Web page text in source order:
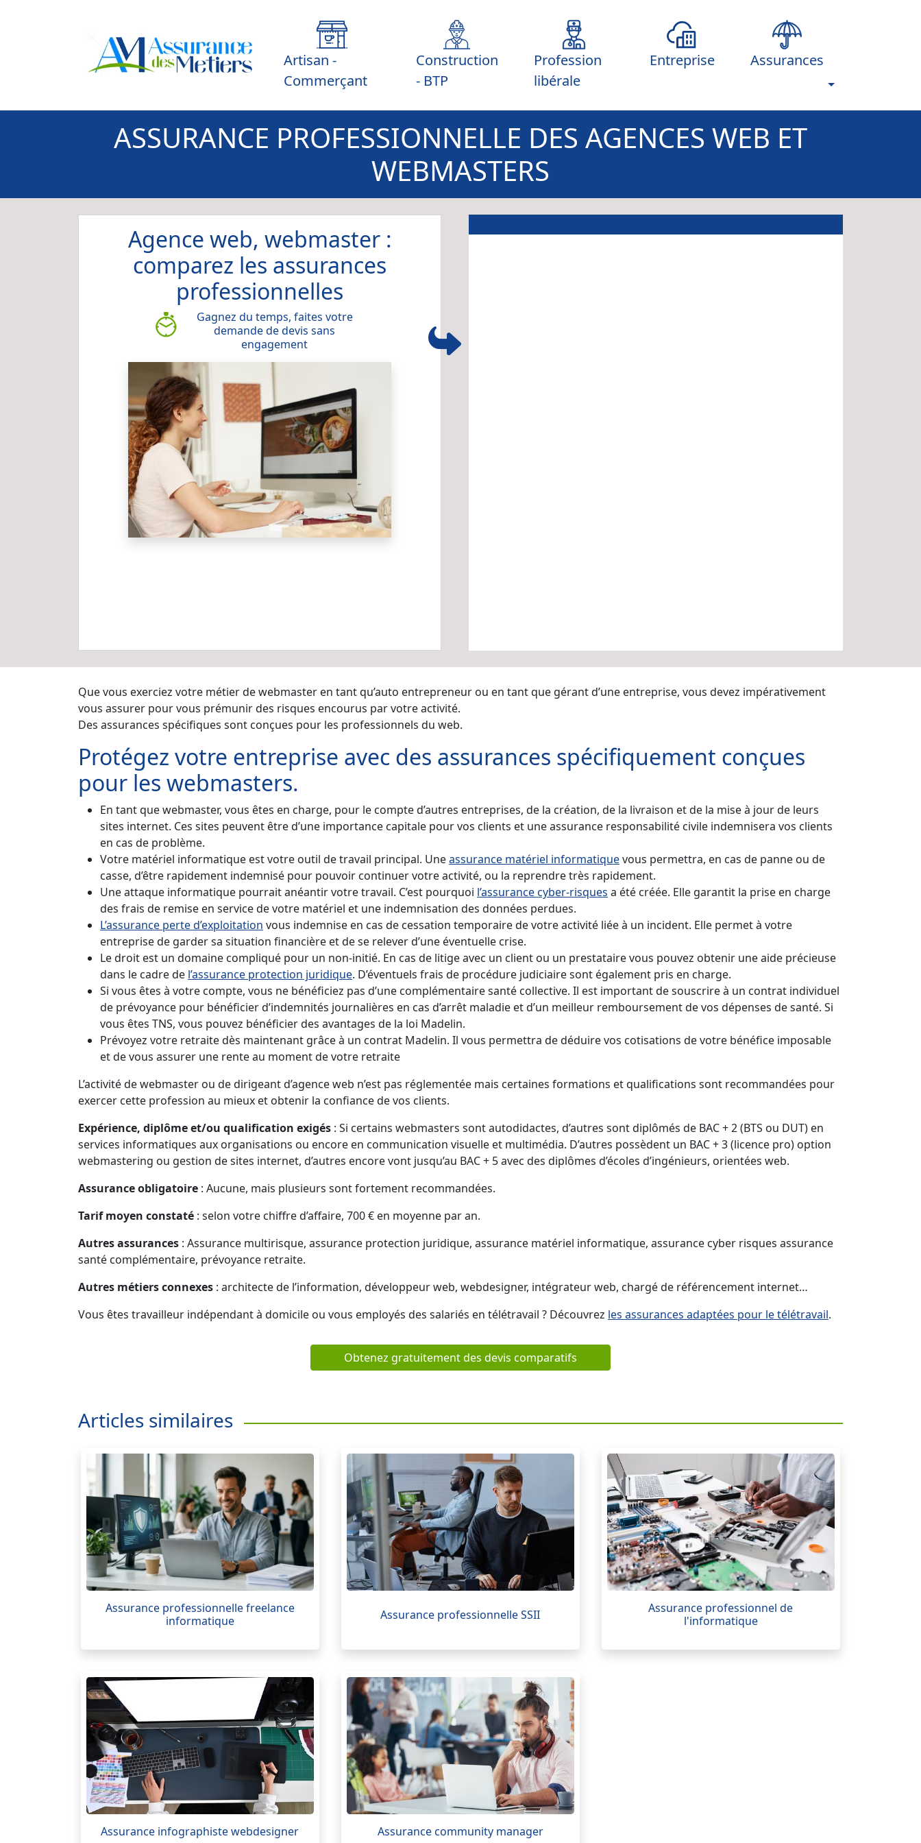
Artisan -
Commerçant
Construction
- BTP
Profession
libérale
Entreprise Assurances
ASSURANCE PROFESSIONNELLE DES AGENCES WEB ET
WEBMASTERS
Agence web, webmaster :
comparez les assurances
professionnelles
Gagnez du temps, faites votre
demande de devis sans
engagement
Que vous exerciez votre métier de webmaster en tant qu’auto entrepreneur ou en tant que gérant d’une entreprise, vous devez impérativement
vous assurer pour vous prémunir des risques encourus par votre activité.
Des assurances spécifiques sont conçues pour les professionnels du web.
Protégez votre entreprise avec des assurances spécifiquement conçues
pour les webmasters.
En tant que webmaster, vous êtes en charge, pour le compte d’autres entreprises, de la création, de la livraison et de la mise à jour de leurs
sites internet. Ces sites peuvent être d’une importance capitale pour vos clients et une assurance responsabilité civile indemnisera vos clients
en cas de problème.
Votre matériel informatique est votre outil de travail principal. Uneassurance matériel informatiquevous permettra, en cas de panne ou de
casse, d’être rapidement indemnisé pour pouvoir continuer votre activité, ou la reprendre très rapidement.
Une attaque informatique pourrait anéantir votre travail. C’est pourquoi l’assurance cyber-risques a été créée. Elle garantit la prise en charge
des frais de remise en service de votre matériel et une indemnisation des données perdues.
L’assurance perte d’exploitation vous indemnise en cas de cessation temporaire de votre activité liée à un incident. Elle permet à votre
entreprise de garder sa situation financière et de se relever d’une éventuelle crise.
Le droit est un domaine compliqué pour un non-initié. En cas de litige avec un client ou un prestataire vous pouvez obtenir une aide précieuse
dans le cadre de l’assurance protection juridique. D’éventuels frais de procédure judiciaire sont également pris en charge.
Si vous êtes à votre compte, vous ne bénéficiez pas d’une complémentaire santé collective. Il est important de souscrire à un contrat individuel
de prévoyance pour bénéficier d’indemnités journalières en cas d’arrêt maladie et d’un meilleur remboursement de vos dépenses de santé. Si
vous êtes TNS, vous pouvez bénéficier des avantages de la loi Madelin.
Prévoyez votre retraite dès maintenant grâce à un contrat Madelin. Il vous permettra de déduire vos cotisations de votre bénéfice imposable
et de vous assurer une rente au moment de votre retraite
L’activité de webmaster ou de dirigeant d’agence web n’est pas réglementée mais certaines formations et qualifications sont recommandées pour
exercer cette profession au mieux et obtenir la confiance de vos clients.
Expérience, diplôme et/ou qualification exigés : Si certains webmasters sont autodidactes, d’autres sont diplômés de BAC + 2 (BTS ou DUT) en
services informatiques aux organisations ou encore en communication visuelle et multimédia. D’autres possèdent un BAC + 3 (licence pro) option
webmastering ou gestion de sites internet, d’autres encore vont jusqu’au BAC + 5 avec des diplômes d’écoles d’ingénieurs, orientées web.
Assurance obligatoire : Aucune, mais plusieurs sont fortement recommandées.
Tarif moyen constaté : selon votre chiffre d’affaire, 700 € en moyenne par an.
Autres assurances : Assurance multirisque, assurance protection juridique, assurance matériel informatique, assurance cyber risques assurance
santé complémentaire, prévoyance retraite.
Autres métiers connexes : architecte de l’information, développeur web, webdesigner, intégrateur web, chargé de référencement internet…
Vous êtes travailleur indépendant à domicile ou vous employés des salariés en télétravail ? Découvrez les assurances adaptées pour le télétravail.
Obtenez gratuitement des devis comparatifs
Articles similaires
Assurance professionnelle freelance
informatique
Assurance professionnelle SSII
Assurance professionnel de
l'informatique
Assurance infographiste webdesigner Assurance community manager